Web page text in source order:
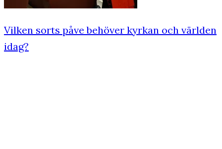
Vilken sorts påve behöver kyrkan och världen
idag?